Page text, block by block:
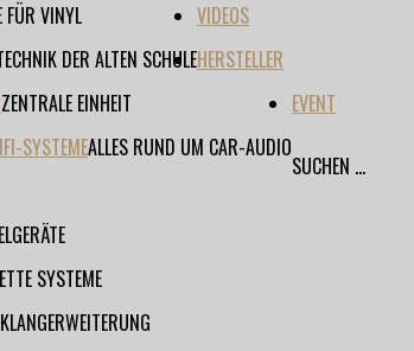
FÜR VINYL
DER ALTEN SCHULE
ZENTRALE EINHEIT
SYSTEMEALLES RUND UM CAR-AUDIO
SYSTEME
VIDEOS
HERSTELLER
EVENT
SUCHEN ...